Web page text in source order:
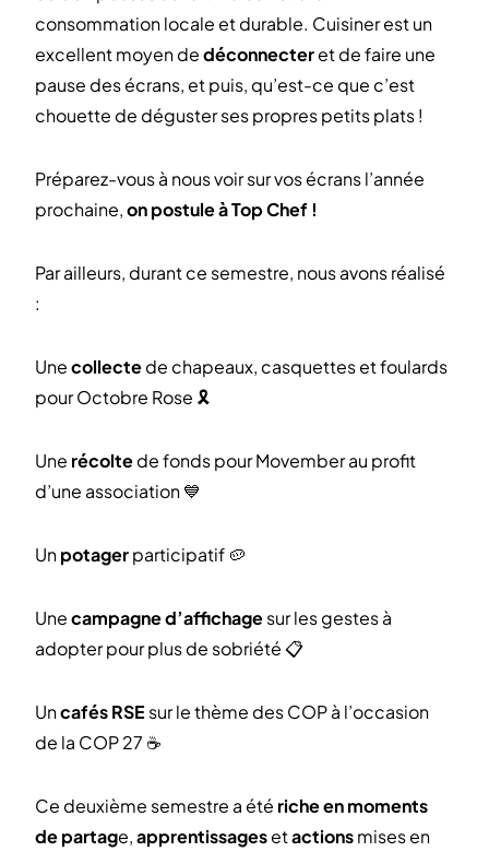
consommation locale et durable. Cuisiner est un
excellent moyen dedéconnecteret de faire une
pause des écrans, et puis, qu’est-ce que c’est
chouette de déguster ses propres petits plats !
Préparez-vous à nous voir sur vos écrans l’année
prochaine,on postule à Top Chef !
Par ailleurs, durant ce semestre, nous avons réalisé
:
Unecollectede chapeaux, casquettes et foulards
pour Octobre Rose 🎗
Une récoltede fonds pour Movember au profit
d’une association 💙
Unpotagerparticipatif 🥔
Unecampagne d’affichagesur les gestes à
adopter pour plus de sobriété 📋
Uncafés RSE sur le thème des COP à l’occasion
de la COP 27 ☕️
Ce deuxième semestre a été riche en moments
de partage,apprentissagesetactionsmises en